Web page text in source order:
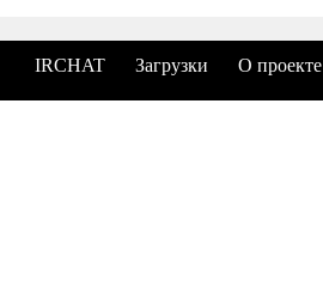
IRCHAT Загрузки О проекте